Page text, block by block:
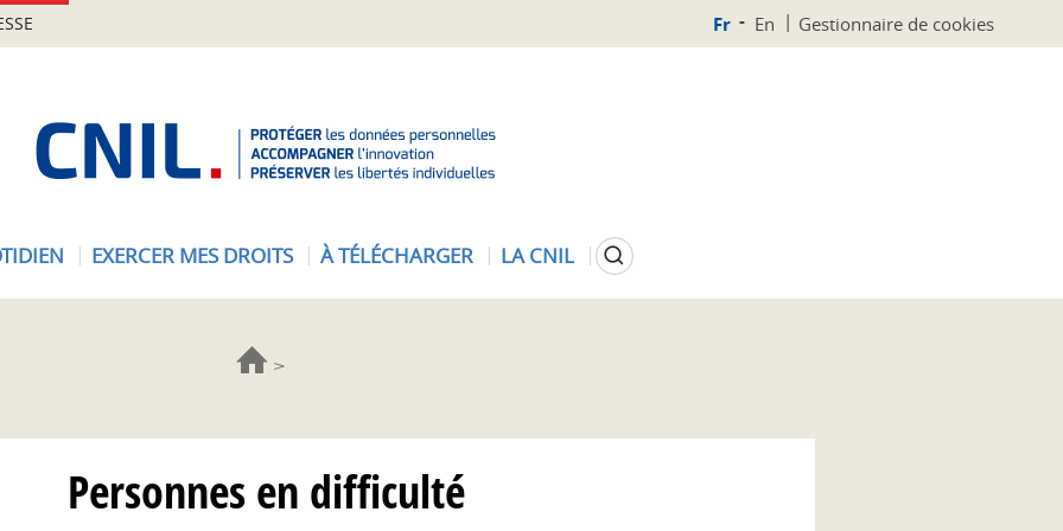
Fr En Gestionnaire de cookies
EXERCER MES DROITS À TÉLÉCHARGER LA CNIL Rechercher
Personnes en difficulté